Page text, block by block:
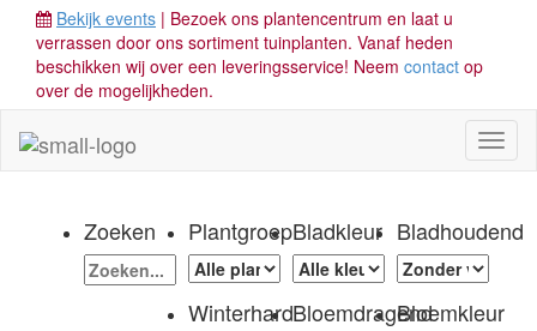
Bekijk events | Bezoek ons plantencentrum en laat u
verrassen door ons sortiment tuinplanten. Vanaf heden
beschikken wij over een leveringsservice! Neem contact op
over de mogelijkheden.
Zoeken PlantgroepBladkleur Bladhoudend
WinterhardBloemdragendBloemkleur